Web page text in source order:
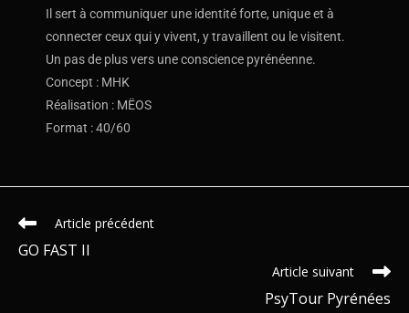
Il sert à communiquer une identité forte, unique et à
connecter ceux qui y vivent, y travaillent ou le visitent.
Un pas de plus vers une conscience pyrénéenne.
Concept : MHK
Réalisation : MËOS
Format : 40/60
Article précédent
GO FAST II
Article suivant
PsyTour Pyrénées